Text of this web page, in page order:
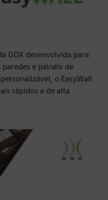
DDX desenvolvida para
e painéis de
o EasyWall
rápidos e de alta